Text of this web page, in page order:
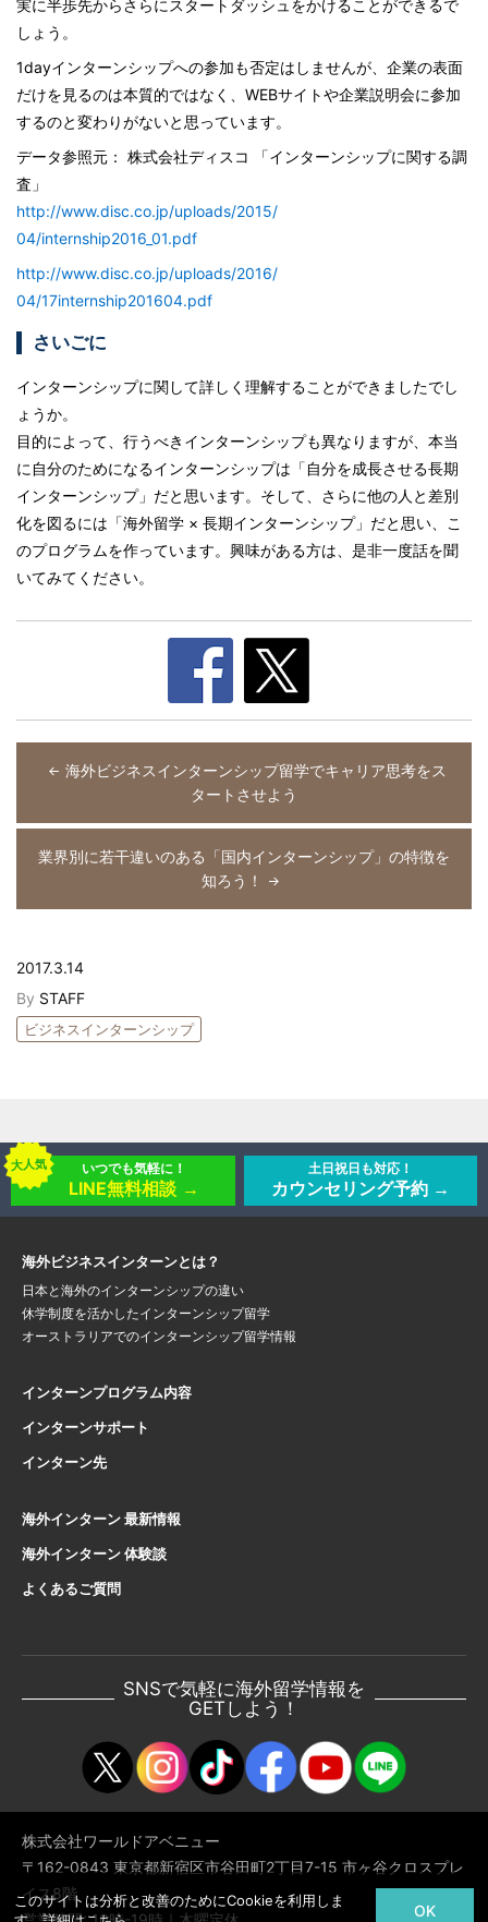
このサイトは分析と改善のためにCookieを利用しま
OK
実に半歩先からさらにスタートダッシュをかけることができるで
しょう。
1dayインターンシップへの参加も否定はしませんが、企業の表面
だけを見るのは本質的ではなく、WEBサイトや企業説明会に参加
するのと変わりがないと思っています。
データ参照元： 株式会社ディスコ 「インターンシップに関する調
査」
http://www.disc.co.jp/uploads/2015/
04/internship2016_01.pdf
http://www.disc.co.jp/uploads/2016/
04/17internship201604.pdf
さいごに
インターンシップに関して詳しく理解することができましたでし
ょうか。
目的によって、行うべきインターンシップも異なりますが、本当
に自分のためになるインターンシップは「自分を成長させる長期
インターンシップ」だと思います。そして、さらに他の人と差別
化を図るには「海外留学 × 長期インターンシップ」だと思い、こ
のプログラムを作っています。興味がある方は、是非一度話を聞
いてみてください。
稿
ゲ
ー
シ
ン
海外ビジネスインターンシップ留学でキャリア思考をス
タートさせよう
業界別に若干違いのある「国内インターンシップ」の特徴を
知ろう！
2017.3.14
By STAFF
ビジネスインターンシップ
大人気 いつでも気軽に！
LINE無料相談
土日祝日も対応！
カウンセリング予約
海外ビジネスインターンとは？
日本と海外のインターンシップの違い
休学制度を活かしたインターンシップ留学
オーストラリアでのインターンシップ留学情報
インターンプログラム内容
インターンサポート
インターン先
海外インターン 最新情報
海外インターン 体験談
よくあるご質問
SNSで気軽に海外留学情報を
GETしよう！
株式会社ワールドアベニュー
〒162-0843 東京都新宿区市谷田町2丁目7-15 市ヶ谷クロスプレ
イス8階